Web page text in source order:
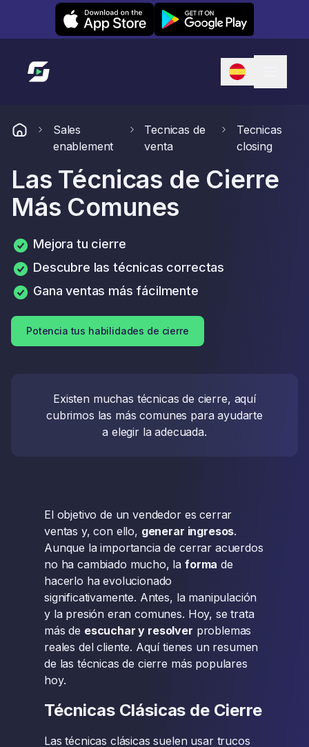
Leexi on iOS Leexi on Android
Enlace a la página de inicio
Sales
enablement
Tecnicas de
venta
Tecnicas
closing
Las Técnicas de Cierre
Más Comunes
Mejora tu cierre
Descubre las técnicas correctas
Gana ventas más fácilmente
Potencia tus habilidades de cierre
Existen muchas técnicas de cierre, aquí
cubrimos las más comunes para ayudarte
a elegir la adecuada.
El objetivo de un vendedor es cerrar
ventas y, con ello, generar ingresos.
Aunque la importancia de cerrar acuerdos
no ha cambiado mucho, la forma de
hacerlo ha evolucionado
significativamente. Antes, la manipulación
y la presión eran comunes. Hoy, se trata
más de escuchar y resolver problemas
reales del cliente. Aquí tienes un resumen
de las técnicas de cierre más populares
hoy.
Técnicas Clásicas de Cierre
Las técnicas clásicas suelen usar trucos